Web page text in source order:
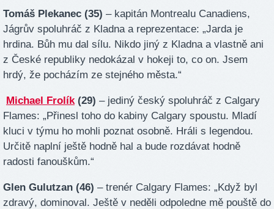
Tomáš Plekanec (35) – kapitán Montrealu Canadiens,
Jágrův spoluhráč z Kladna a reprezentace: „Jarda je
hrdina. Bůh mu dal sílu. Nikdo jiný z Kladna a vlastně ani
z České republiky nedokázal v hokeji to, co on. Jsem
hrdý, že pocházím ze stejného města.“
Michael Frolík(29) – jediný český spoluhráč z Calgary
Flames: „Přinesl toho do kabiny Calgary spoustu. Mladí
kluci v týmu ho mohli poznat osobně. Hráli s legendou.
Určitě naplní ještě hodně hal a bude rozdávat hodně
radosti fanouškům.“
Glen Gulutzan (46) – trenér Calgary Flames: „Když byl
zdravý, dominoval. Ještě v neděli odpoledne mě pouště do